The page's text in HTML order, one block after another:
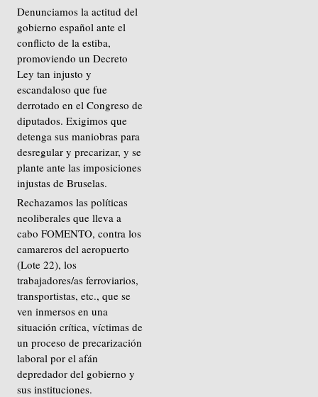
Denunciamos la actitud del
gobierno español ante el
conflicto de la estiba,
promoviendo un Decreto
Ley tan injusto y
escandaloso que fue
derrotado en el Congreso de
diputados. Exigimos que
detenga sus maniobras para
desregular y precarizar, y se
plante ante las imposiciones
injustas de Bruselas.
Rechazamos las políticas
neoliberales que lleva a
cabo FOMENTO, contra los
camareros del aeropuerto
(Lote 22), los
trabajadores/as ferroviarios,
transportistas, etc., que se
ven inmersos en una
situación crítica, víctimas de
un proceso de precarización
laboral por el afán
depredador del gobierno y
sus instituciones.